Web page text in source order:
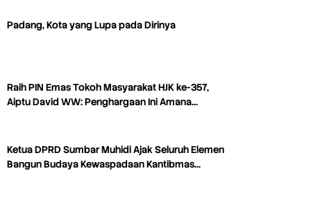
Padang, Kota yang Lupa pada Dirinya
Raih PIN Emas Tokoh Masyarakat HJK ke-357,
Aiptu David WW: Penghargaan Ini Amana…
Ketua DPRD Sumbar Muhidi Ajak Seluruh Elemen
Bangun Budaya Kewaspadaan Kantibmas…